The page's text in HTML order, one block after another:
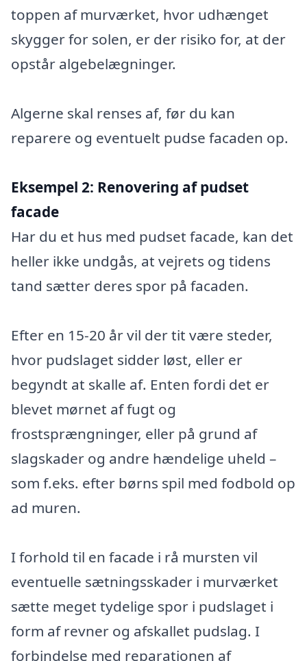
toppen af murværket, hvor udhænget
skygger for solen, er der risiko for, at der
opstår algebelægninger.
Algerne skal renses af, før du kan
reparere og eventuelt pudse facaden op.
Eksempel 2: Renovering af pudset
facade
Har du et hus med pudset facade, kan det
heller ikke undgås, at vejrets og tidens
tand sætter deres spor på facaden.
Efter en 15-20 år vil der tit være steder,
hvor pudslaget sidder løst, eller er
begyndt at skalle af. Enten fordi det er
blevet mørnet af fugt og
frostsprængninger, eller på grund af
slagskader og andre hændelige uheld –
som f.eks. efter børns spil med fodbold op
ad muren.
I forhold til en facade i rå mursten vil
eventuelle sætningsskader i murværket
sætte meget tydelige spor i pudslaget i
form af revner og afskallet pudslag. I
forbindelse med reparationen af